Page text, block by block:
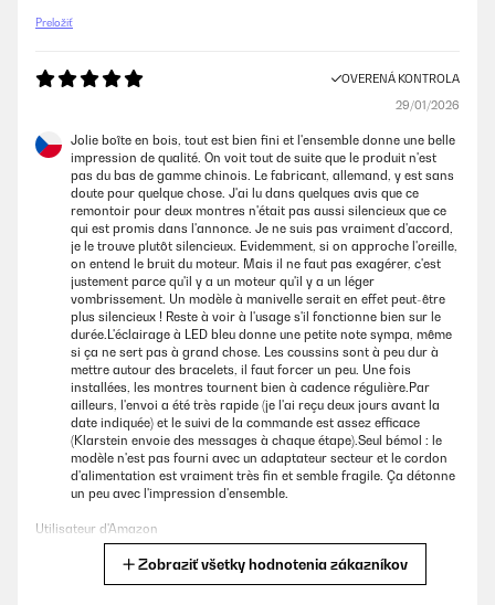
Preložiť
OVERENÁ KONTROLA
29/01/2026
Jolie boîte en bois, tout est bien fini et l'ensemble donne une belle
impression de qualité. On voit tout de suite que le produit n'est
pas du bas de gamme chinois. Le fabricant, allemand, y est sans
doute pour quelque chose. J'ai lu dans quelques avis que ce
remontoir pour deux montres n'était pas aussi silencieux que ce
qui est promis dans l'annonce. Je ne suis pas vraiment d'accord,
je le trouve plutôt silencieux. Evidemment, si on approche l'oreille,
on entend le bruit du moteur. Mais il ne faut pas exagérer, c'est
justement parce qu'il y a un moteur qu'il y a un léger
vombrissement. Un modèle à manivelle serait en effet peut-être
plus silencieux ! Reste à voir à l'usage s'il fonctionne bien sur le
durée.L'éclairage à LED bleu donne une petite note sympa, même
si ça ne sert pas à grand chose. Les coussins sont à peu dur à
mettre autour des bracelets, il faut forcer un peu. Une fois
installées, les montres tournent bien à cadence régulière.Par
ailleurs, l'envoi a été très rapide (je l'ai reçu deux jours avant la
date indiquée) et le suivi de la commande est assez efficace
(Klarstein envoie des messages à chaque étape).Seul bémol : le
modèle n'est pas fourni avec un adaptateur secteur et le cordon
d'alimentation est vraiment très fin et semble fragile. Ça détonne
un peu avec l'impression d'ensemble.
Utilisateur d'Amazon
Zobraziť všetky hodnotenia zákazníkov